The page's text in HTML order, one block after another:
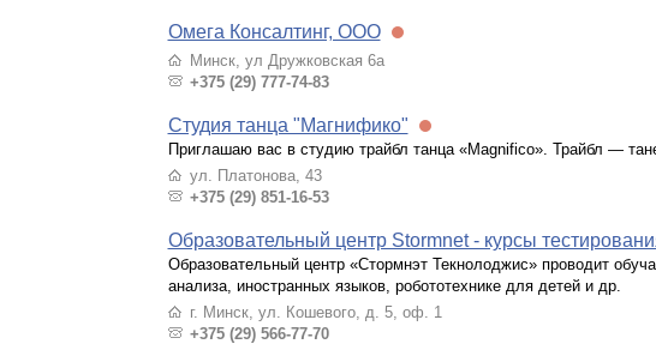
Омега Консалтинг, ООО
Минск, ул Дружковская 6а
+375 (29) 777-74-83
Студия танца "Магнифико"
Приглашаю вас в студию трайбл танца «Magnifico». Трайбл —
ул. Платонова, 43
+375 (29) 851-16-53
Образовательный центр Stormnet - курсы
Образовательный центр «Стормнэт Текнолоджис» проводит
анализа, иностранных языков, робототехнике для детей и др.
г. Минск, ул. Кошевого, д. 5, оф. 1
+375 (29) 566-77-70